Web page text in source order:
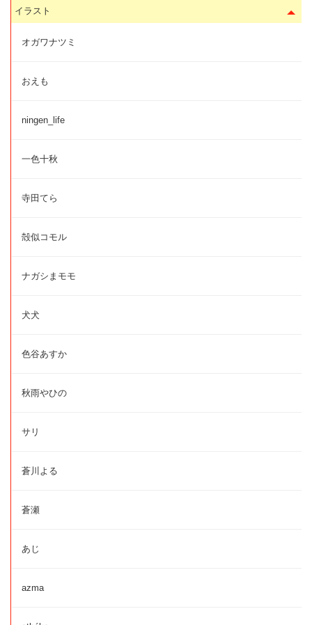
イラスト
オガワナツミ
おえも
ningen_life
一色十秋
寺田てら
殻似コモル
ナガシまモモ
犬犬
色谷あすか
秋雨やひの
サリ
蒼川よる
蒼瀬
あじ
azma